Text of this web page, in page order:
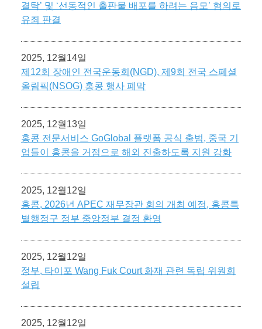
결탁’ 및 ‘선동적인 출판물 배포를 하려는 음모’ 혐의로
유죄 판결
2025, 12월14일
제12회 장애인 전국운동회(NGD), 제9회 전국 스페셜
올림픽(NSOG) 홍콩 행사 폐막
2025, 12월13일
홍콩 전문서비스 GoGlobal 플랫폼 공식 출범, 중국 기
업들이 홍콩을 거점으로 해외 진출하도록 지원 강화
2025, 12월12일
홍콩, 2026년 APEC 재무장관 회의 개최 예정, 홍콩특
별행정구 정부 중앙정부 결정 환영
2025, 12월12일
정부, 타이포 Wang Fuk Court 화재 관련 독립 위원회
설립
2025, 12월12일